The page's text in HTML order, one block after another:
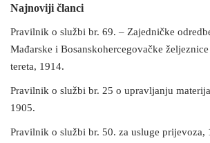
Najnoviji članci
Pravilnik o službi br. 69. – Zajedničke
Mađarske i Bosanskohercegovačke
tereta, 1914.
Pravilnik o službi br. 25 o upravljanju
1905.
Pravilnik o službi br. 50. za usluge prijevoza,